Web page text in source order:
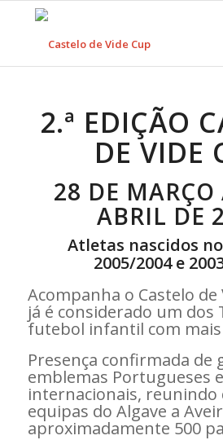
2.ª EDIÇÃO
DE VIDE
28 DE MARÇO
ABRIL DE
Atletas nascidos
2005/2004 e
Acompanha o Castelo de
já é considerado um dos
futebol infantil com
Presença confirmada de
emblemas Portugueses
internacionais, reunindo
equipas do Algave a
aproximadamente 500